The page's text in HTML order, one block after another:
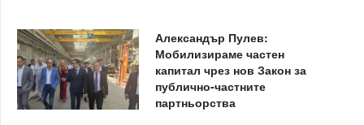
Александър Пулев:
Мобилизираме частен
капитал чрез нов Закон за
публично-частните
партньорства